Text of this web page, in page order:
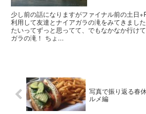
少し前の話になりますがファイナル前の土日
利用して友達とナイアガラの滝をみてきまし
たいってずっと思ってて、でもなかなか行け
ガラの滝！ ちょ...
写真で振り返る春
ルメ編